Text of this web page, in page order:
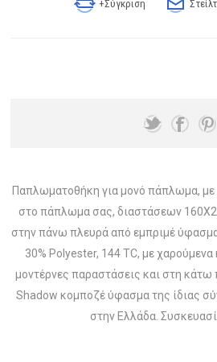
+Σύγκριση
Παπλωματοθήκη για μονό πάπλωμα,
στο πάπλωμα σας, διαστάσεων
στην πάνω πλευρά από εμπριμέ
30% Polyester, 144 TC, με
μοντέρνες παραστάσεις και στη
Shadow κομποζέ ύφασμα της ίδιας
στην Ελλάδα.